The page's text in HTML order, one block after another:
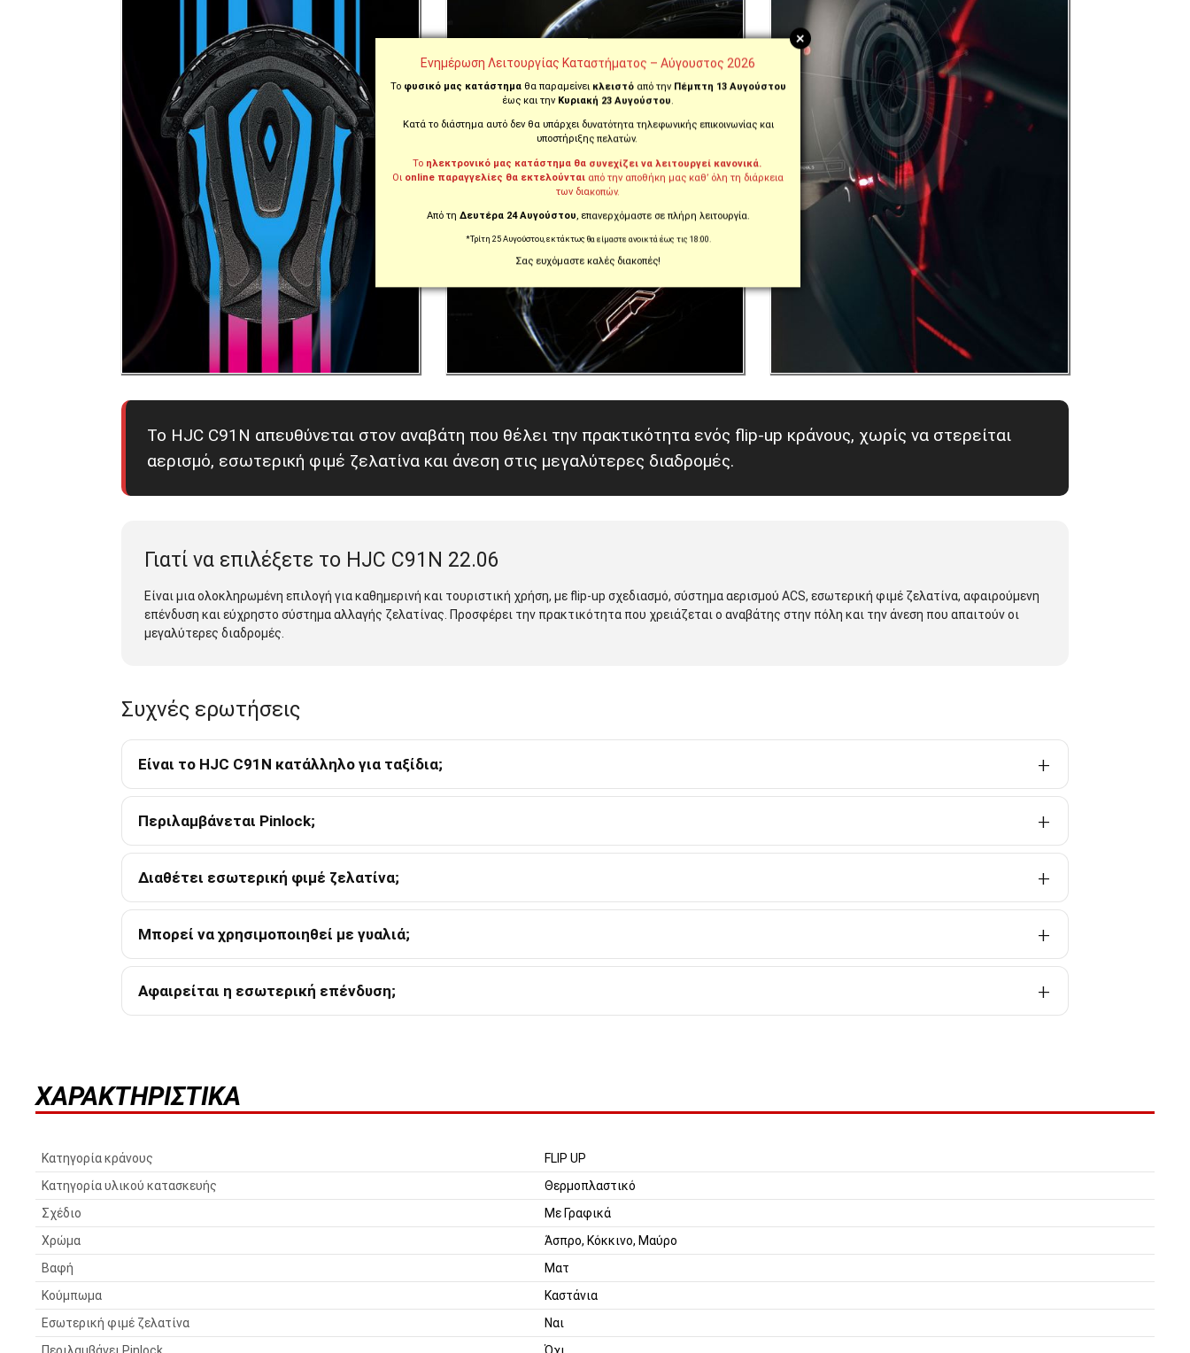
Το HJC C91N απευθύνεται στον αναβάτη που θέλει την πρακτικότητα ενός flip-up κράνους, χωρίς να στερείται
αερισμό, εσωτερική φιμέ ζελατίνα και άνεση στις μεγαλύτερες διαδρομές.
Γιατί να επιλέξετε το HJC C91N 22.06
Είναι μια ολοκληρωμένη επιλογή για καθημερινή και τουριστική χρήση, με flip-up σχεδιασμό, σύστημα αερισμού ACS, εσωτερική φιμέ ζελατίνα, αφαιρούμενη
επένδυση και εύχρηστο σύστημα αλλαγής ζελατίνας. Προσφέρει την πρακτικότητα που χρειάζεται ο αναβάτης στην πόλη και την άνεση που απαιτούν οι
μεγαλύτερες διαδρομές.
Συχνές ερωτήσεις
Είναι το HJC C91N κατάλληλο για ταξίδια;
Περιλαμβάνεται Pinlock;
Διαθέτει εσωτερική φιμέ ζελατίνα;
Μπορεί να χρησιμοποιηθεί με γυαλιά;
Αφαιρείται η εσωτερική επένδυση;
ΧΑΡΑΚΤΗΡΙΣΤΙΚΆ
Κατηγορία κράνους
FLIP UP
Κατηγορία υλικού κατασκευής
Θερμοπλαστικό
Σχέδιο
Με Γραφικά
Χρώμα
Άσπρο, Κόκκινο, Μαύρο
Βαφή
Ματ
Κούμπωμα
Καστάνια
Εσωτερική φιμέ ζελατίνα
Ναι
+
Ενημέρωση Λειτουργίας Καταστήματος – Αύγουστος 2026
Το φυσικό μας κατάστημαθα παραμείνει κλειστό από τηνΠέμπτη 13 Αυγούστου
έως και την Κυριακή 23 Αυγούστου.
Κατά το διάστημα αυτό δεν θα υπάρχει δυνατότητα τηλεφωνικής επικοινωνίας και
υποστήριξης πελατών.
Το ηλεκτρονικό μας κατάστημα θα συνεχίζει να λειτουργεί κανονικά.
Οι online παραγγελίες θα εκτελούνται από την αποθήκη μας καθ’ όλη τη διάρκεια
των διακοπών.
Από τη Δευτέρα 24 Αυγούστου, επανερχόμαστε σε πλήρη λειτουργία.
*Τρίτη 25 Αυγούστου, εκτάκτως θα είμαστε ανοικτά έως τις 18:00.
Σας ευχόμαστε καλές διακοπές!